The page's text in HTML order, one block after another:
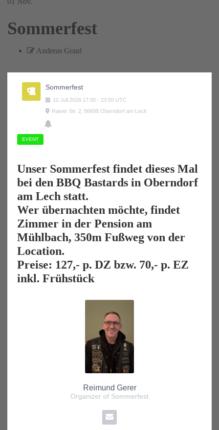
Sommerfest
Andreas Graul
Sommerfest
10 Juli 2026 17:00 - 23:55 UTC
Rainer Str. 2, 86698 Oberndorf am Lech
EVENT
Unser Sommerfest findet dieses Mal
bei den BBQ Bastards in Oberndorf
am Lech statt.
Wer übernachten möchte, findet
Zimmer in der Pension am
Mühlbach, 350m Fußweg von der
Location.
Preise: 127,- p. DZ bzw. 70,- p. EZ
inkl. Frühstück
Reimund Gerer
Organizer of Sommerfest